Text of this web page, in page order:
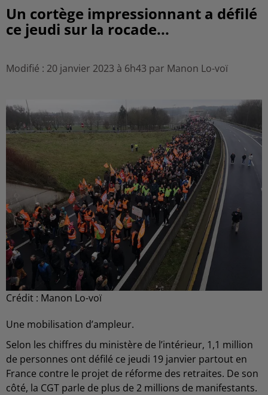
Un cortège impressionnant a défilé
ce jeudi sur la rocade...
Modifié : 20 janvier 2023 à 6h43 par Manon Lo-voï
Crédit : Manon Lo-voï
Une mobilisation d’ampleur.
Selon les chiffres du ministère de l’intérieur, 1,1 million
de personnes ont défilé ce jeudi 19 janvier partout en
France contre le projet de réforme des retraites. De son
côté, la CGT parle de plus de 2 millions de manifestants.